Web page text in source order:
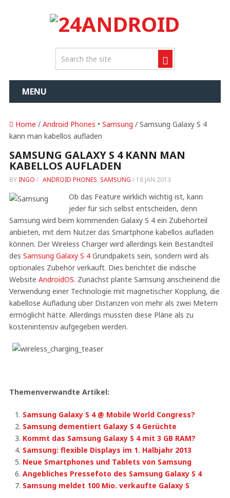
MENU
Home / Android Phones • Samsung / Samsung Galaxy S 4
kann man kabellos aufladen
SAMSUNG GALAXY S 4 KANN MAN
KABELLOS AUFLADEN
BY INGO / ANDROID PHONES, SAMSUNG / 18 JAN 2013
Ob das Feature wirklich wichtig ist, kann
jeder für sich selbst entscheiden, denn
Samsung wird beim kommenden Galaxy S 4 ein Zubehörteil
anbieten, mit dem Nutzer das Smartphone kabellos aufladen
können. Der Wireless Charger wird allerdings kein Bestandteil
des Samsung Galaxy S 4Grundpakets sein, sondern wird als
optionales Zubehör verkauft. Dies berichtet die indische
Website AndroidOS. Zunächst plante Samsung anscheinend die
Verwendung einer Technologie mit magnetischer Kopplung, die
kabellose Aufladung über Distanzen von mehr als zwei Metern
ermöglicht hätte. Allerdings mussten diese Pläne als zu
kostenintensiv aufgegeben werden.
Themenverwandte Artikel:
Samsung Galaxy S 4 @ Mobile World Congress?
Samsung dementiert Galaxy S 4 Gerüchte
Kommt das Samsung Galaxy S 4 mit 3 GB RAM?
Samsung: flexible Displays im 1. Halbjahr 2013
Neue Smartphones und Tablets von Samsung
Angebliches Pressefoto des Samsung Galaxy S 4
Samsung meldet 100 Mio. verkaufte Galaxy S